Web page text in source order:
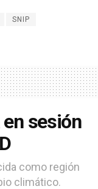
SNIP
sesión
como región
climático.